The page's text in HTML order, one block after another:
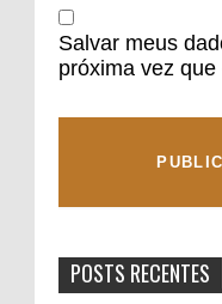
Salvar meus
próxima vez
POSTS RECENTES